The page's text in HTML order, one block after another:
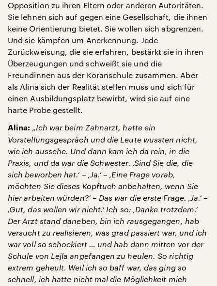
Opposition zu ihren Eltern oder anderen Autoritäten.
Sie lehnen sich auf gegen eine Gesellschaft, die ihnen
keine Orientierung bietet. Sie wollen sich abgrenzen.
Und sie kämpfen um Anerkennung. Jede
Zurückweisung, die sie erfahren, bestärkt sie in ihren
Überzeugungen und schweißt sie und die
Freundinnen aus der Koranschule zusammen. Aber
als Alina sich der Realität stellen muss und sich für
einen Ausbildungsplatz bewirbt, wird sie auf eine
harte Probe gestellt.
Alina: „Ich war beim Zahnarzt, hatte ein
Vorstellungsgespräch und die Leute wussten nicht,
wie ich aussehe. Und dann kam ich da rein, in die
Praxis, und da war die Schwester. ‚Sind Sie die, die
sich beworben hat.‘ – ‚Ja.‘ – ‚Eine Frage vorab,
möchten Sie dieses Kopftuch anbehalten, wenn Sie
hier arbeiten würden?‘ – Das war die erste Frage. ‚Ja.‘ –
‚Gut, das wollen wir nicht.‘ Ich so: ‚Danke trotzdem.‘
Der Arzt stand daneben, bin ich rausgegangen, hab
versucht zu realisieren, was grad passiert war, und ich
war voll so schockiert … und hab dann mitten vor der
Schule von Lejla angefangen zu heulen. So richtig
extrem geheult. Weil ich so baff war, das ging so
schnell, ich hatte nicht mal die Möglichkeit mich